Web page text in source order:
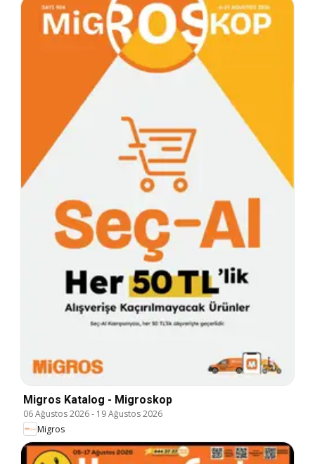
Migros Katalog - Migroskop
06 Ağustos 2026- 19 Ağustos 2026
Migros